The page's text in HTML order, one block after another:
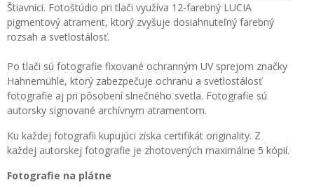
Štiavnici. Fotoštúdio pri tlači využíva 12-farebný LUCIA
pigmentový atrament, ktorý zvyšuje dosiahnuteľný farebný
rozsah a svetlostálosť.
Po tlači sú fotografie fixované ochranným UV sprejom značky
Hahnemühle, ktorý zabezpečuje ochranu a svetlostálosť
fotografie aj pri pôsobení slnečného svetla. Fotografie sú
autorsky signované archívnym atramentom.
Ku každej fotografii kupujúci získa certifikát originality. Z
každej autorskej fotografie je zhotovených maximálne 5 kópií.
Fotografie na plátne